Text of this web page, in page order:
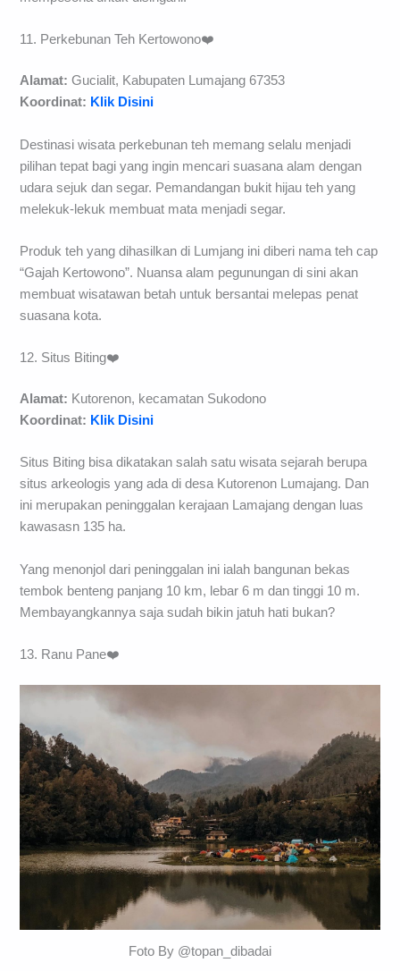
11. Perkebunan Teh Kertowono❤️
Alamat: Gucialit, Kabupaten Lumajang 67353
Koordinat: Klik Disini
Destinasi wisata perkebunan teh memang selalu menjadi
pilihan tepat bagi yang ingin mencari suasana alam dengan
udara sejuk dan segar. Pemandangan bukit hijau teh yang
melekuk-lekuk membuat mata menjadi segar.
Produk teh yang dihasilkan di Lumjang ini diberi nama teh cap
“Gajah Kertowono”. Nuansa alam pegunungan di sini akan
membuat wisatawan betah untuk bersantai melepas penat
suasana kota.
12. Situs Biting❤️
Alamat: Kutorenon, kecamatan Sukodono
Koordinat: Klik Disini
Situs Biting bisa dikatakan salah satu wisata sejarah berupa
situs arkeologis yang ada di desa Kutorenon Lumajang. Dan
ini merupakan peninggalan kerajaan Lamajang dengan luas
kawasasn 135 ha.
Yang menonjol dari peninggalan ini ialah bangunan bekas
tembok benteng panjang 10 km, lebar 6 m dan tinggi 10 m.
Membayangkannya saja sudah bikin jatuh hati bukan?
13. Ranu Pane❤️
Foto By @topan_dibadai